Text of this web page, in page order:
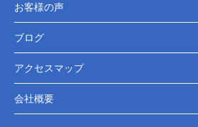
お客様の声
ブログ
アクセスマップ
会社概要